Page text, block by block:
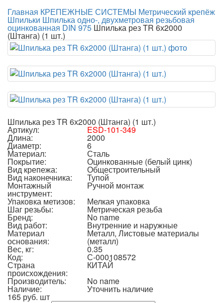
Главная КРЕПЕЖНЫЕ СИСТЕМЫ Метрический крепёж
Шпильки Шпилька одно-, двухметровая резьбовая
оцинкованная DIN 975 Шпилька рез TR 6х2000
(Штанга) (1 шт.)
Шпилька рез TR 6х2000 (Штанга) (1 шт.)
Артикул: ESD-101-349
Длина: 2000
Диаметр: 6
Материал: Сталь
Покрытие: Оцинкованные (белый цинк)
Вид крепежа: Общестроительный
Вид наконечника: Тупой
Монтажный
инструмент:
Ручной монтаж
Упаковка метизов:
Мелкая упаковка
Шаг резьбы: Метрическая резьба
Бренд: No name
Вид работ: Внутренние и наружные
Материал
основания:
Металл, Листовые материалы
(металл)
Вес, кг: 0.35
Код: С-000108572
Страна
происхождения:
КИТАЙ
Производитель:
No name
Наличие: Уточнить наличие
165 руб. шт